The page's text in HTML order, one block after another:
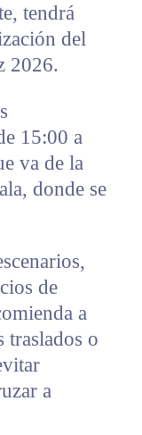
tendrá
del
2026.
15:00 a
va de la
donde se
de
a
traslados o
a